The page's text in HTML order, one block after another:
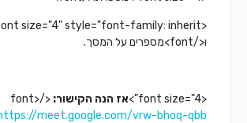
ו</font>
מספרים על המסך.
<font size="4"> אז הנה הקישור:</font>
https://meet.google.com/vrw-bhoq-qbb